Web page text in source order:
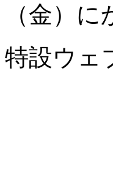
（金）
特設ウェ